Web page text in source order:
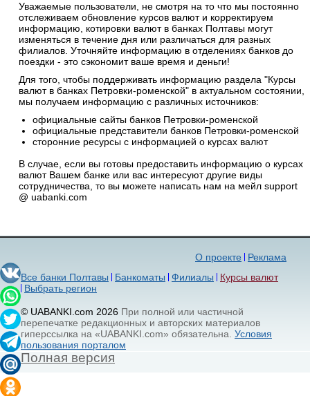
Уважаемые пользователи, не смотря на то что мы постоянно
отслеживаем обновление курсов валют и корректируем
информацию, котировки валют в банках Полтавы могут
изменяться в течение дня или различаться для разных
филиалов. Уточняйте информацию в отделениях банков до
поездки - это сэкономит ваше время и деньги!
Для того, чтобы поддерживать информацию раздела "Курсы
валют в банках Петровки-роменской" в актуальном состоянии,
мы получаем информацию с различных источников:
официальные сайты банков Петровки-роменской
официальные представители банков Петровки-роменской
сторонние ресурсы с информацией о курсах валют
В случае, если вы готовы предоставить информацию о курсах
валют Вашем банке или вас интересуют другие виды
сотрудничества, то вы можете написать нам на мейл support
@ uabanki.com
Реклама
О проекте
Все банки Полтавы
Банкоматы Филиалы
Курсы валют
Выбрать регион
© UABANKI.com 2026 При полной или частичной
перепечатке редакционных и авторских материалов
гиперссылка на «UABANKI.com» обязательна. Условия
пользования порталом
Полная версия